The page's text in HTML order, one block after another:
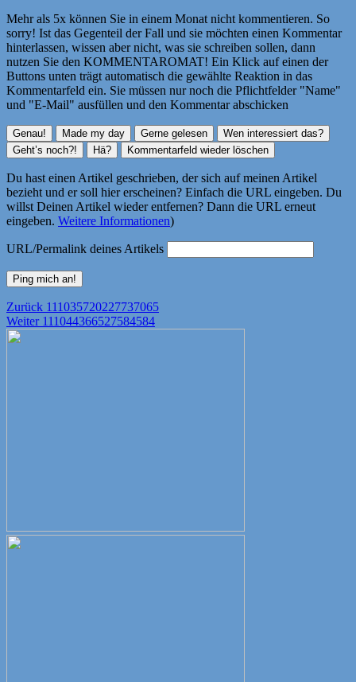
Mehr als 5x können Sie in einem Monat nicht kommentieren. So
sorry! Ist das Gegenteil der Fall und sie möchten einen Kommentar
hinterlassen, wissen aber nicht, was sie schreiben sollen, dann
nutzen Sie den KOMMENTAROMAT! Ein Klick auf einen der
Buttons unten trägt automatisch die gewählte Reaktion in das
Kommentarfeld ein. Sie müssen nur noch die Pflichtfelder "Name"
und "E-Mail" ausfüllen und den Kommentar abschicken
Du hast einen Artikel geschrieben, der sich auf meinen Artikel
bezieht und er soll hier erscheinen? Einfach die URL eingeben. Du
willst Deinen Artikel wieder entfernen? Dann die URL erneut
eingeben. Weitere Informationen)
URL/Permalink deines Artikels
Beitragsnavigation
Zurück Vorheriger
Beitrag:
111035720227737065
Weiter Nächster
111044366527584584